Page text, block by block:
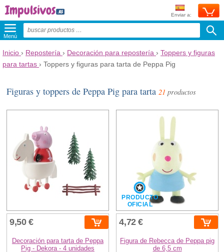
Enviar a:
Menú
Inicio › Repostería › Decoración para repostería › Toppers y figuras
para tartas › Toppers y figuras para tarta de Peppa Pig
Figuras y toppers de Peppa Pig para tarta21 productos
9,50 €
Decoración para tarta de Peppa
Pig - Dekora - 4 unidades
PRODUCTO
OFICIAL
4,72 €
Figura de Rebecca de Peppa pig
de 6,5 cm